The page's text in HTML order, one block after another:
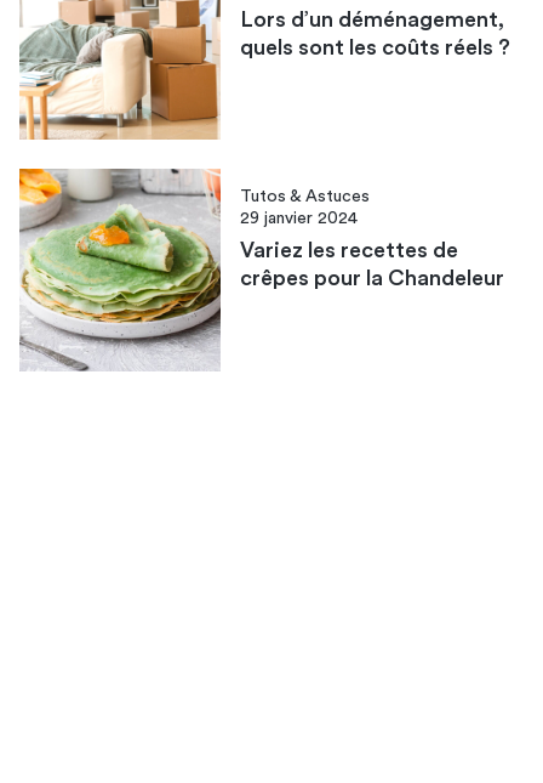
Lors d’un déménagement,
quels sont les coûts réels ?
Tutos & Astuces
29 janvier 2024
Variez les recettes de
crêpes pour la Chandeleur